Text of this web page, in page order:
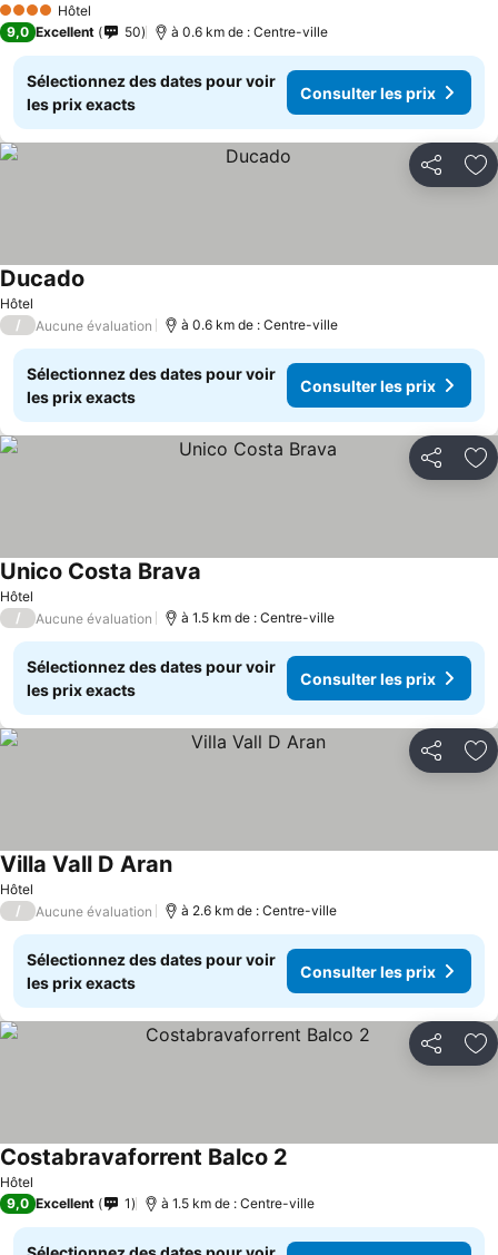
4 Étoiles Hôtel
9,0 Excellent 50 à 0.6 km de : Centre-ville
Sélectionnez des dates pour voir
les prix exacts
Consulter les prix
Partager
Hôtel
Ducado
/ Aucune évaluation à 0.6 km de : Centre-ville
Sélectionnez des dates pour voir
les prix exacts
Consulter les prix
Partager
Hôtel
Unico Costa Brava
/ Aucune évaluation à 1.5 km de : Centre-ville
Sélectionnez des dates pour voir
les prix exacts
Consulter les prix
Partager
Hôtel
Villa Vall D AranConsulter les prix
/ Aucune évaluation à 2.6 km de : Centre-ville
Sélectionnez des dates pour voir
les prix exacts
Consulter les prix
Partager
Hôtel
Costabravaforrent Balco 2
9,0 Excellent 1 à 1.5 km de : Centre-ville